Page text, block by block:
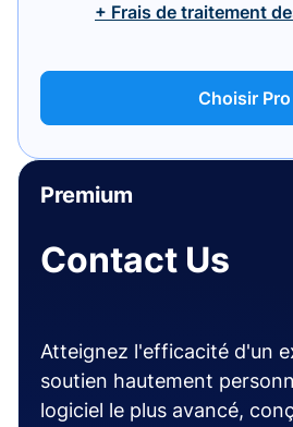
+ Frais de traitement
Choisir Pro
Premium
Contact Us
Atteignez l'efficacité d'un
soutien hautement
logiciel le plus avancé,